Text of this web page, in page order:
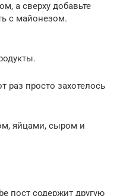
а сверху добавьте
с майонезом.
раз просто захотелось
яйцами, сыром и
пост содержит другую